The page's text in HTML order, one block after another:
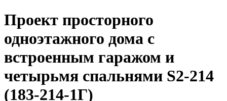
Проект просторного
одноэтажного дома с
встроенным гаражом и
четырьмя спальнями S2-214
(183-214-1Г)